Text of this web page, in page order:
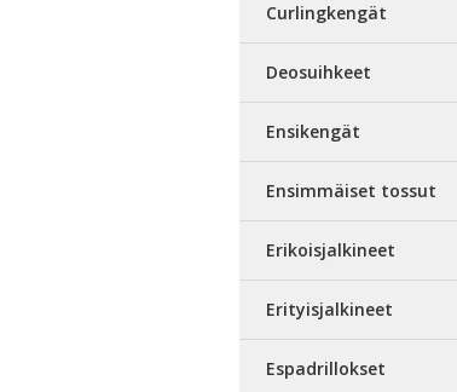
Curlingkengät
Deosuihkeet
Ensikengät
Ensimmäiset tossut
Erikoisjalkineet
Erityisjalkineet
Espadrillokset